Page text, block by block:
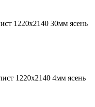
1220х2140 30мм ясень
1220х2140 4мм ясень